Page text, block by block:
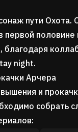
пути Охота.
первой половине
благодаря
night.
Арчера
и
собрать